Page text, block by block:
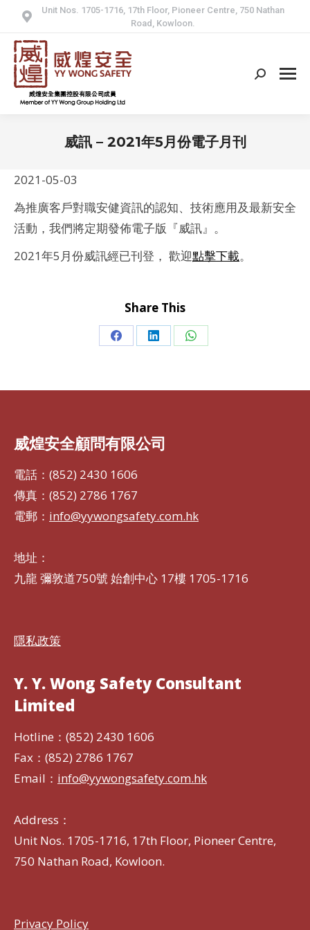
Unit Nos. 1705-1716, 17th Floor, Pioneer Centre, 750 Nathan
Road, Kowloon.
Search:
威訊 – 2021年5月份電子月刊
2021-05-03
為推廣客戶對職安健資訊的認知、技術應用及最新安全
活動，我們將定期發佈電子版『威訊』。
2021年5月份威訊經已刊登， 歡迎點擊下載。
Share This
Share
Facebook
Share
LinkedIn
Share
WhatsApp
威煌安全顧問有限公司
電話：(852) 2430 1606
傳真：(852) 2786 1767
電郵： info@yywongsafety.com.hk
地址：
九龍 彌敦道750號 始創中心 17樓 1705-1716
隱私政策
Y. Y. Wong Safety Consultant
Limited
Hotline：(852) 2430 1606
Fax：(852) 2786 1767
Email： info@yywongsafety.com.hk
Address：
Unit Nos. 1705-1716, 17th Floor, Pioneer Centre,
750 Nathan Road, Kowloon.
Privacy Policy